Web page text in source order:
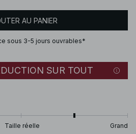
AU PANIER
sous 3-5 jours ouvrables*
SUR TOUT
Taille réelle Grand